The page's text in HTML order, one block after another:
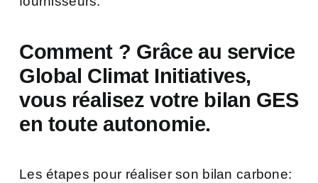
Comment ? Grâce au service
Global Climat Initiatives,
vous réalisez votre bilan GES
en toute autonomie.
Les étapes pour réaliser son bilan carbone: